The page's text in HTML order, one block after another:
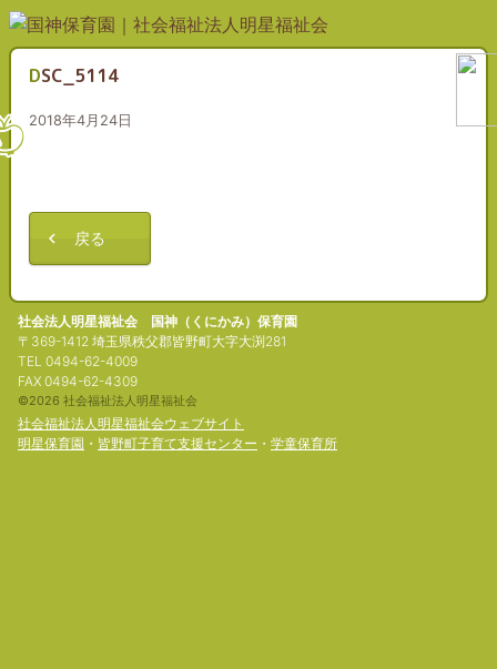
DSC_5114
2018年4月24日
戻る
社会法人明星福祉会 国神（くにかみ）保育園
〒369-1412 埼玉県秩父郡皆野町大字大渕281
TEL 0494-62-4009
FAX 0494-62-4309
©2026 社会福祉法人明星福祉会
社会福祉法人明星福祉会ウェブサイト
明星保育園 ・ 皆野町子育て支援センター ・ 学童保育所